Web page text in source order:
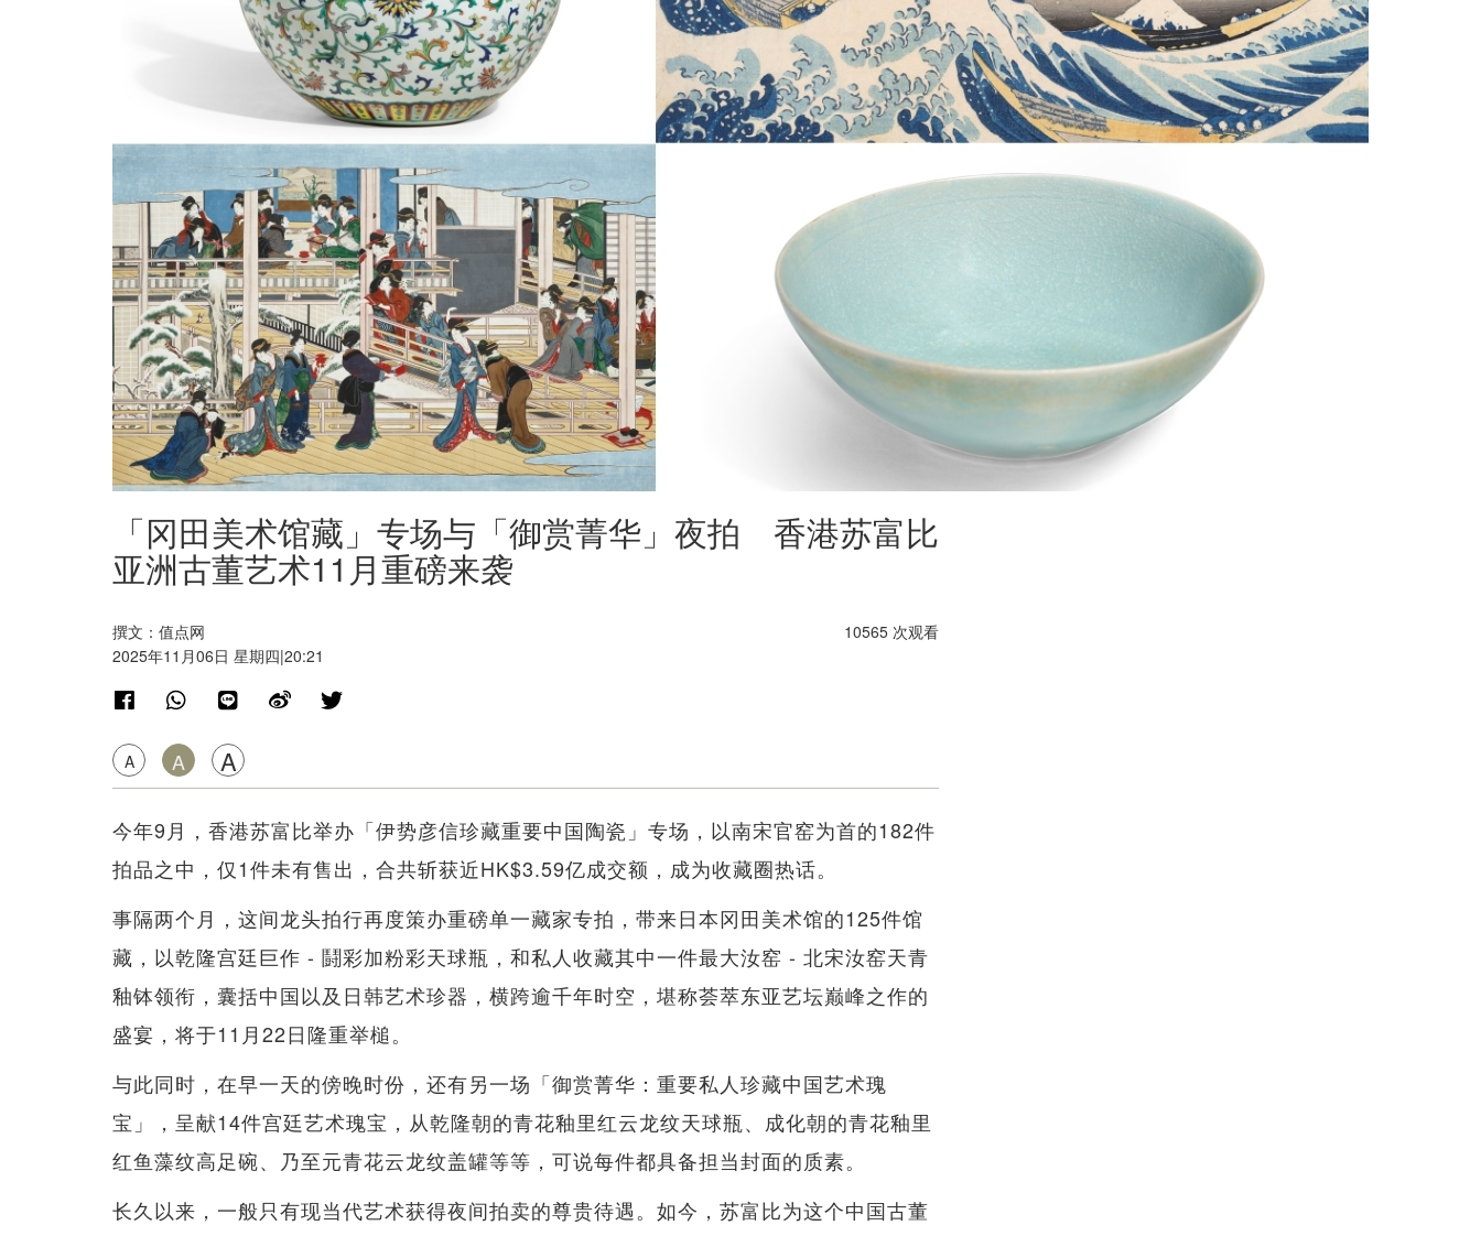
「冈田美术馆藏」专场与「御赏菁华」夜拍 香港苏富比
亚洲古董艺术11月重磅来袭
撰文：值点网
2025年11月06日 星期四|20:21
A A A
10565 次观看
今年9月，香港苏富比举办「伊势彦信珍藏重要中国陶瓷」专场，以南宋官窑为首的182件
拍品之中，仅1件未有售出，合共斩获近HK$3.59亿成交额，成为收藏圈热话。
事隔两个月，这间龙头拍行再度策办重磅单一藏家专拍，带来日本冈田美术馆的125件馆
藏，以乾隆宫廷巨作 - 鬪彩加粉彩天球瓶，和私人收藏其中一件最大汝窑 - 北宋汝窑天青
釉钵领衔，囊括中国以及日韩艺术珍器，横跨逾千年时空，堪称荟萃东亚艺坛巅峰之作的
盛宴，将于11月22日隆重举槌。
与此同时，在早一天的傍晚时份，还有另一场「御赏菁华：重要私人珍藏中国艺术瑰
宝」，呈献14件宫廷艺术瑰宝，从乾隆朝的青花釉里红云龙纹天球瓶、成化朝的青花釉里
红鱼藻纹高足碗、乃至元青花云龙纹盖罐等等，可说每件都具备担当封面的质素。
长久以来，一般只有现当代艺术获得夜间拍卖的尊贵待遇。如今，苏富比为这个中国古董